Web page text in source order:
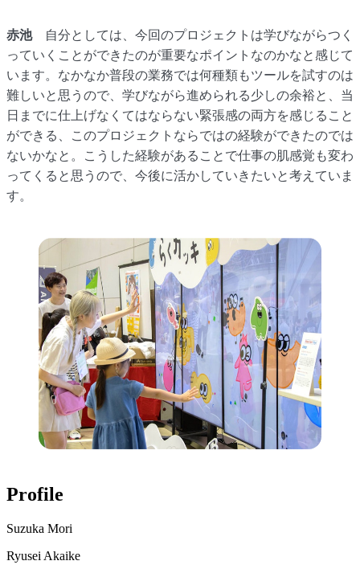
赤池自分としては、今回のプロジェクトは学びながらつく
っていくことができたのが重要なポイントなのかなと感じて
います。なかなか普段の業務では何種類もツールを試すのは
難しいと思うので、学びながら進められる少しの余裕と、当
日までに仕上げなくてはならない緊張感の両方を感じること
ができる、このプロジェクトならではの経験ができたのでは
ないかなと。こうした経験があることで仕事の肌感覚も変わ
ってくると思うので、今後に活かしていきたいと考えていま
す。
Profile
Suzuka Mori
Ryusei Akaike